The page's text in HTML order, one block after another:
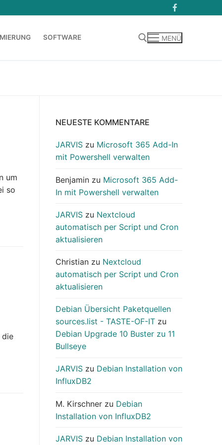
SOFTWARE MENÜ
um
so
die
NEUESTE KOMMENTARE
JARVIS zu Microsoft 365 Add-In
mit Powershell verwalten
Benjamin zu Microsoft 365 Add-
In mit Powershell verwalten
JARVIS zu Nextcloud
automatisch per Script und Cron
aktualisieren
Christian zu Nextcloud
automatisch per Script und Cron
aktualisieren
Debian Übersicht Paketquellen
sources.list - TASTE-OF-IT zu
Debian Upgrade 10 Buster zu 11
Bullseye
JARVIS zu Debian Installation von
InfluxDB2
M. Kirschner zu Debian
Installation von InfluxDB2
JARVIS zu Debian Installation von